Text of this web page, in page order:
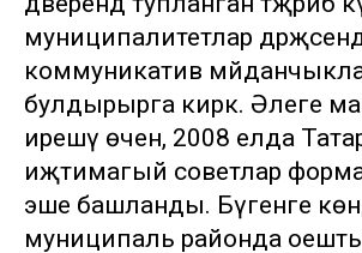
муниципалитетлар
коммуникатив
булдырырга кирәк. Әлеге
ирешү өчен, 2008 елда
иҗтимагый советлар
эше башланды. Бүгенге
муниципаль районда